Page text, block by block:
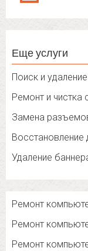
Еще услуги
Поиск и
Ремонт и чистка
Замена
Восстановление
Удаление
Ремонт
Ремонт
Ремонт